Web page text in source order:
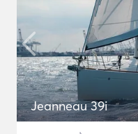
Jeanneau 39i